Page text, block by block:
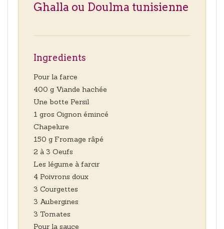
Ghalla ou Doulma tunisienne
Ingredients
Pour la farce
400 g Viande hachée
Une botte Persil
1 gros Oignon émincé
Chapelure
150 g Fromage râpé
2 à 3 Oeufs
Les légume à farcir
4 Poivrons doux
3 Courgettes
3 Aubergines
3 Tomates
Pour la sauce